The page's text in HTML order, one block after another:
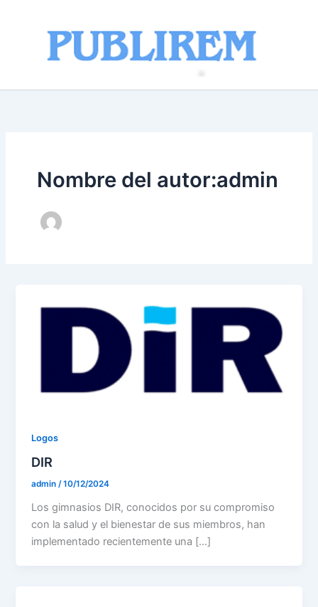
Nombre del autor:admin
Logos
DIR
admin/10/12/2024
Los gimnasios DIR, conocidos por su compromiso
con la salud y el bienestar de sus miembros, han
implementado recientemente una […]